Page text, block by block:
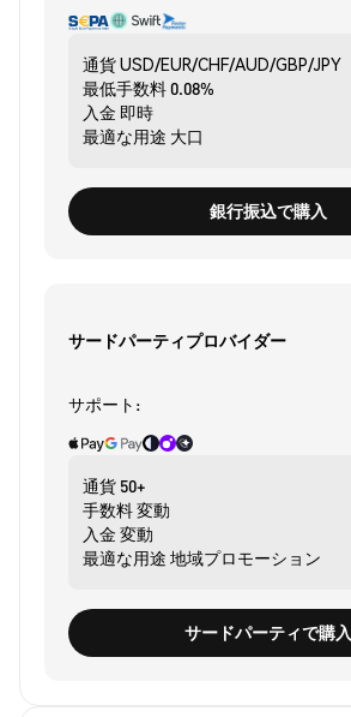
通貨USD/EUR/CHF/AUD/GBP/JPY
最低手数料0.08%
入金 即時
最適な用途 大口
銀行振込で購入
サードパーティプロバイダー
サポート:
通貨 50+
手数料変動
入金 変動
最適な用途 地域プロモーション
サードパーティで購入